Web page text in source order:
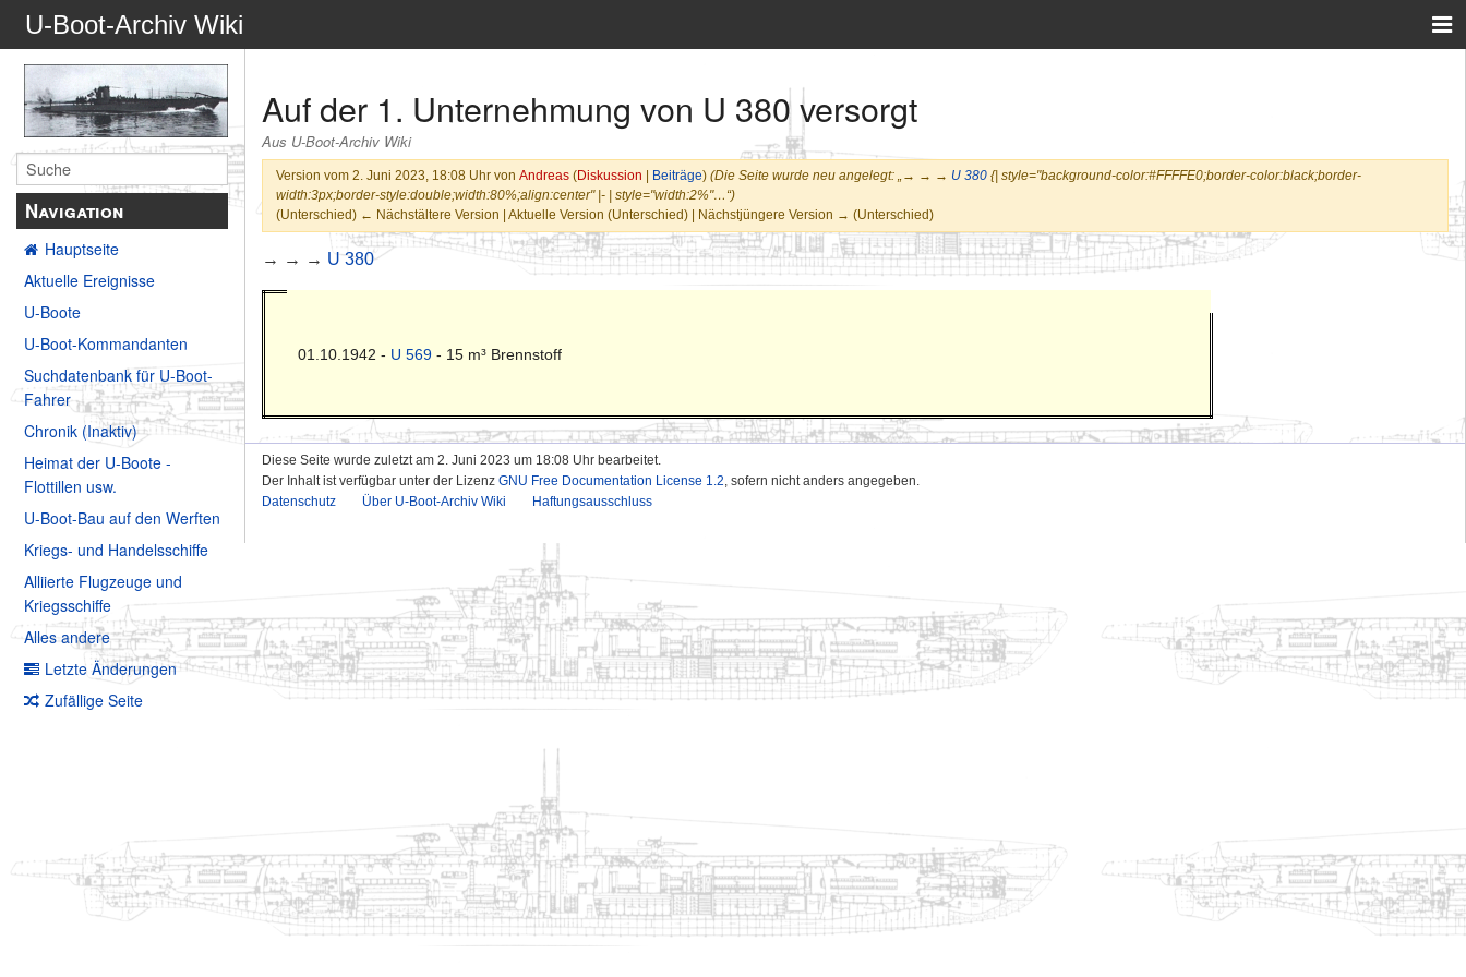
U-Boot-Archiv Wiki
Navigation
Hauptseite
Aktuelle Ereignisse
U-Boote
U-Boot-Kommandanten
Suchdatenbank für U-Boot-
Fahrer
Chronik (Inaktiv)
Heimat der U-Boote -
Flottillen usw.
U-Boot-Bau auf den Werften
Kriegs- und Handelsschiffe
Alliierte Flugzeuge und
Kriegsschiffe
Alles andere
Letzte Änderungen
Zufällige Seite
Auf der 1. Unternehmung von U 380 versorgt
Aus U-Boot-Archiv Wiki
Version vom 2. Juni 2023, 18:08 Uhr von Andreas (Diskussion Beiträge) (Die Seite wurde neu angelegt: „→ → → U 380{| style="background-color:#FFFFE0;border-color:black;border-
width:3px;border-style:double;width:80%;align:center" |- | style="width:2%"…“)
(Unterschied) ← Nächstältere Version | Aktuelle Version (Unterschied) | Nächstjüngere Version → (Unterschied)
→ → → U 380
01.10.1942 - U 569 - 15 m³ Brennstoff
Diese Seite wurde zuletzt am 2. Juni 2023 um 18:08 Uhr bearbeitet.
Der Inhalt ist verfügbar unter der LizenzGNU Free Documentation License 1.2, sofern nicht anders angegeben.
Datenschutz
Über U-Boot-Archiv Wiki Haftungsausschluss